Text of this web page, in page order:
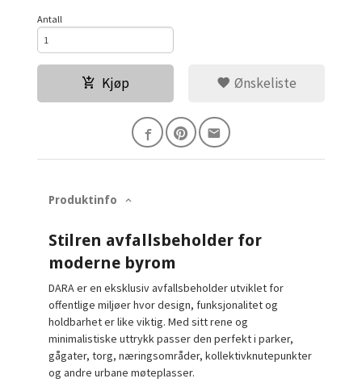
Antall
Kjøp Ønskeliste
Produktinfo
Stilren avfallsbeholder for
moderne byrom
DARA er en eksklusiv avfallsbeholder utviklet for
offentlige miljøer hvor design, funksjonalitet og
holdbarhet er like viktig. Med sitt rene og
minimalistiske uttrykk passer den perfekt i parker,
gågater, torg, næringsområder, kollektivknutepunkter
og andre urbane møteplasser.